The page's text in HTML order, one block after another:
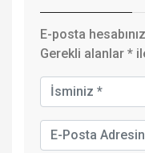
E-posta
Gerekli alanlar *